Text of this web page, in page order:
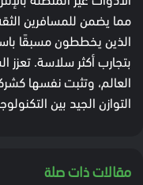
مما يضمن للمسافرين
الذين يخططون مسبقًا
بتجارب أكثر سلاسة. تعزز
العالم، وتثبت نفسها
التوازن الجيد بين
مقالات ذات صلة